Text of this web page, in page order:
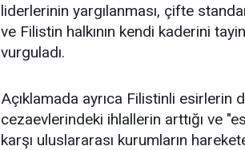
liderlerinin yargılanması, çifte
ve Filistin halkının kendi kaderini
vurguladı.
Açıklamada ayrıca Filistinli esirlerin
cezaevlerindeki ihlallerin arttığı ve
karşı uluslararası kurumların